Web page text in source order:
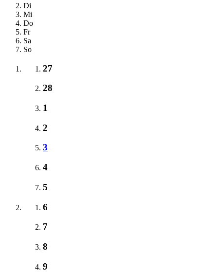
Di
Mi
Do
Fr
Sa
So
27
28
1
2
3
4
5
6
7
8
9